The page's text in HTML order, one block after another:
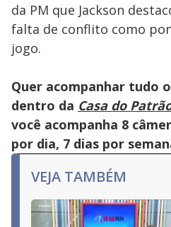
da PM que Jackson
falta de conflito como
jogo.
Quer acompanhar tudo
dentro da Casa do
você acompanha 8
por dia, 7 dias por
VEJA TAMBÉM